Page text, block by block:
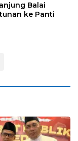
Balai
ke Panti